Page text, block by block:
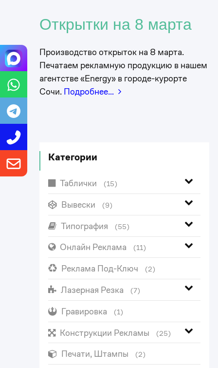
Открытки на 8 марта
Производство открыток на 8 марта.
Печатаем рекламную продукцию в нашем
агентстве «Energy» в городе-курорте
Сочи. Подробнее…
Категории
Таблички (15)
Вывески (9)
Типография (55)
Онлайн Реклама (11)
Реклама Под-Ключ (2)
Лазерная Резка (7)
Гравировка (1)
Конструкции Рекламы (25)
Печати, Штампы (2)